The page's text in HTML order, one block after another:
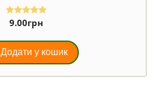
Оцінено в
5.00
9.00грн
Додати у кошик